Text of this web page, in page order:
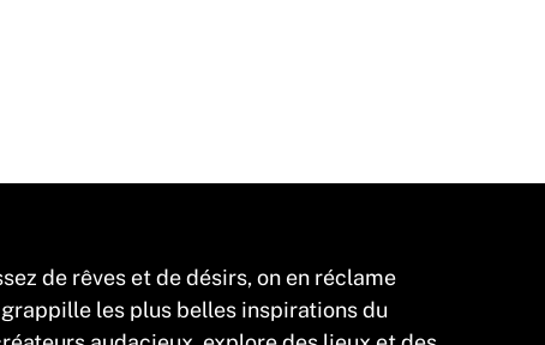
de rêves et de désirs, on en réclame
les plus belles inspirations du